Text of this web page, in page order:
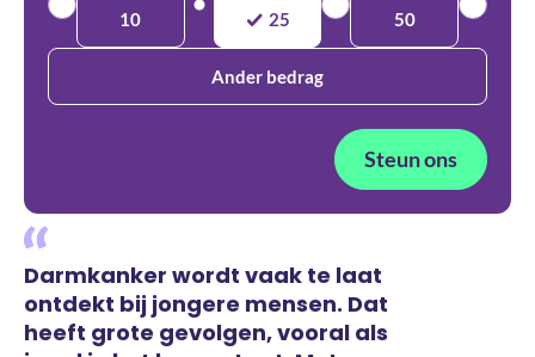
10 25 50
Ander bedrag
Steun ons
Darmkanker wordt vaak te laat
ontdekt bij jongere mensen. Dat
heeft grote gevolgen, vooral als